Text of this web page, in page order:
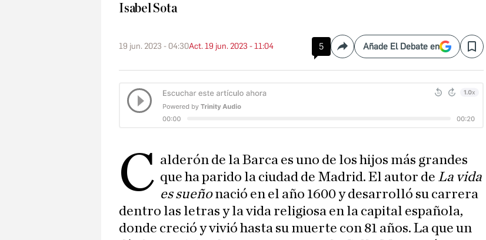
Isabel Sota
19 jun. 2023 - 04:30Act. 19 jun. 2023 - 11:04 5 CompartirAñade El Debate en Save
C alderón de la Barca es uno de los hijos más grandes
que ha parido la ciudad de Madrid. El autor de La vida
es sueñonació en el año 1600 y desarrolló su carrera
dentro las letras y la vida religiosa en la capital española,
donde creció y vivió hasta su muerte con 81 años. La que un